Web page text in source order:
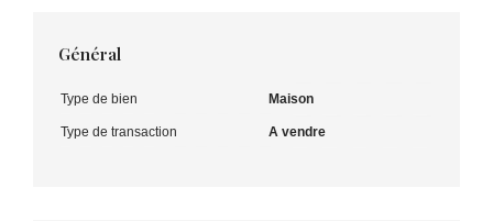
Général
Type de bien Maison
Type de transaction A vendre